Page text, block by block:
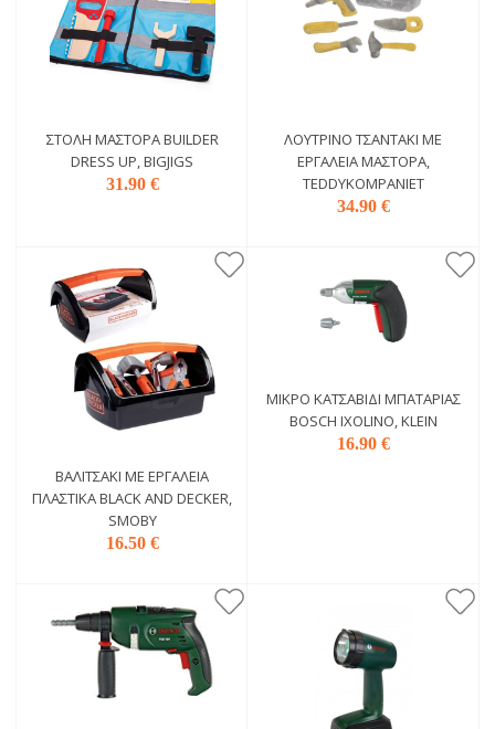
ΣΤΟΛΉ ΜΆΣΤΟΡΑ BUILDER
DRESS UP, BIGJIGS
31.90 €
ΛΟΎΤΡΙΝΟ ΤΣΑΝΤΆΚΙ ΜΕ
ΕΡΓΑΛΕΊΑ ΜΆΣΤΟΡΑ,
TEDDYKOMPANIET
34.90 €
ΒΑΛΙΤΣΆΚΙ ΜΕ ΕΡΓΑΛΕΊΑ
ΠΛΑΣΤΙΚΆ BLACK AND DECKER,
SMOBY
16.50 €
ΜΙΚΡΌ ΚΑΤΣΑΒΊΔΙ ΜΠΑΤΑΡΊΑΣ
BOSCH IXOLINO, KLEIN
16.90 €